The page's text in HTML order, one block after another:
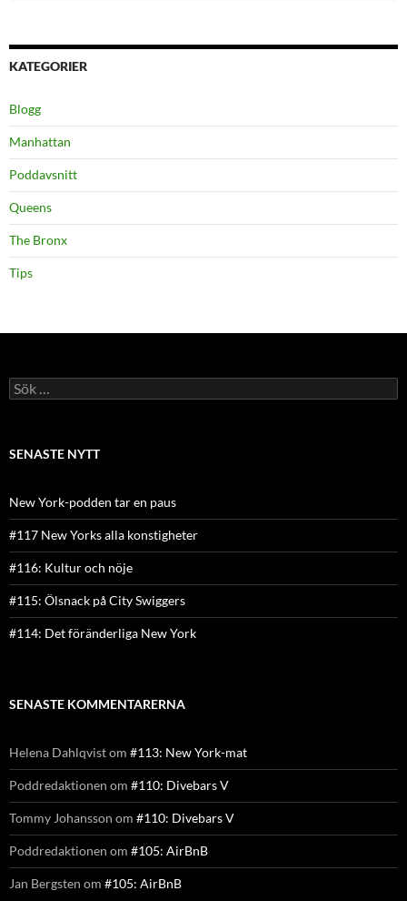
KATEGORIER
Blogg
Manhattan
Poddavsnitt
Queens
The Bronx
Tips
Sök
efter:
SENASTE NYTT
New York-podden tar en paus
#117 New Yorks alla konstigheter
#116: Kultur och nöje
#115: Ölsnack på City Swiggers
#114: Det föränderliga New York
SENASTE KOMMENTARERNA
Helena Dahlqvistom #113: New York-mat
Poddredaktionen om #110: Divebars V
Tommy Johansson om #110: Divebars V
Poddredaktionen om #105: AirBnB
Jan Bergsten om #105: AirBnB